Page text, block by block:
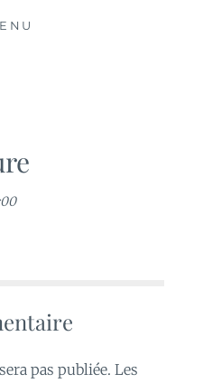
pas publiée. Les